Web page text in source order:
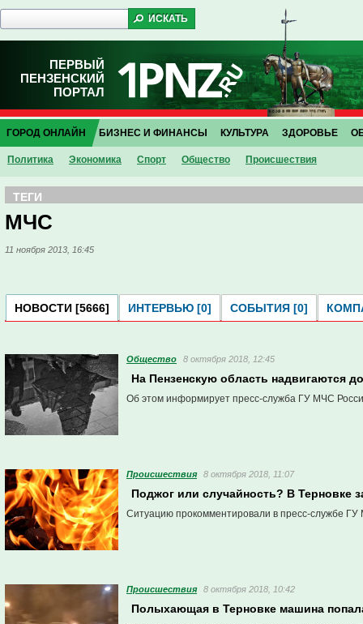
ПЕРВЫЙ
ПЕНЗЕНСКИЙ
ПОРТАЛ
ГОРОД ОНЛАЙН
Политика Экономика Спорт Общество Проиcшествия
БИЗНЕС И ФИНАНСЫ КУЛЬТУРА ЗДОРОВЬЕ
ТЕГИ
МЧС
11 ноября 2013, 16:45
НОВОСТИ [5666] ИНТЕРВЬЮ [0] СОБЫТИЯ [0]
Общество 8 октября 2018, 12:45
На Пензенскую область надвигаются
Об этом информирует пресс-служба ГУ МЧС
Проиcшествия 8 октября 2018, 11:07
Поджог или случайность? В Терновке
Ситуацию прокомментировали в пресс-службе
Проиcшествия 8 октября 2018, 10:42
Полыхающая в Терновке машина